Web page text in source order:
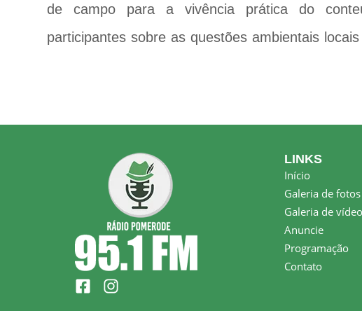
de campo para a vivência prática do
participantes sobre as questões ambientais
F
a
I
n
LINKS
Início
Galeria de fotos
Galeria de
Anuncie
Programação
Contato